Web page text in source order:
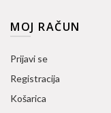
MOJ RAČUN
Prijavi se
Registracija
Košarica